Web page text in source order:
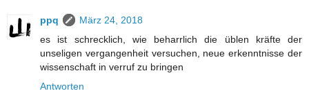
ppq
März 24, 2018
es ist schrecklich, wie beharrlich die üblen kräfte der
unseligen vergangenheit versuchen, neue erkenntnisse der
wissenschaft in verruf zu bringen
Antworten